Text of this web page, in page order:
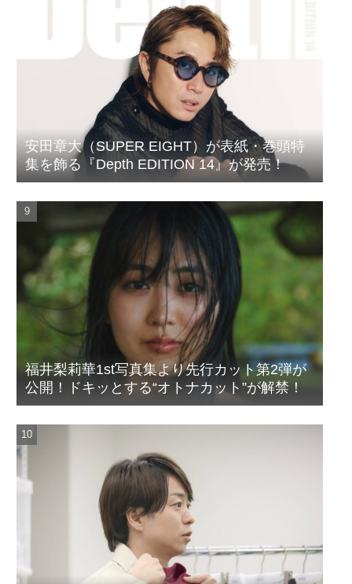
安田章大（SUPER EIGHT）が表紙・巻頭特
集を飾る『Depth EDITION 14』が発売！
福井梨莉華1st写真集より先行カット第2弾が
公開！ドキッとする“オトナカット”が解禁！